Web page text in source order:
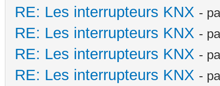
RE: Les interrupteurs KNX -
RE: Les interrupteurs KNX -
RE: Les interrupteurs KNX -
RE: Les interrupteurs KNX -